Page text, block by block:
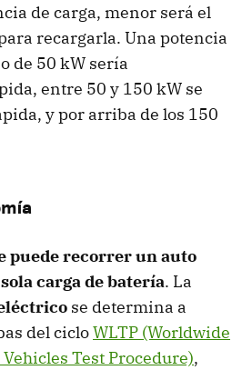
de carga, menor será el
recargarla. Una potencia
de 50 kW sería
entre 50 y 150 kW se
y por arriba de los 150
puede recorrer un auto
carga de batería. La
se determina a
del cicloWLTP (Worldwide
Test Procedure),